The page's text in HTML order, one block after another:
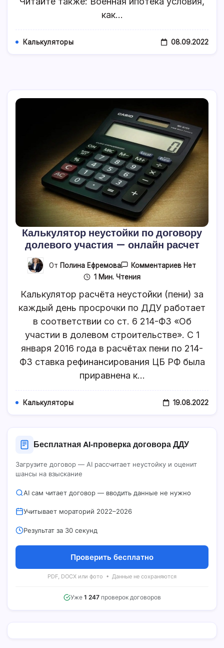
как…
Калькуляторы 08.09.2022
Калькулятор неустойки по договору
долевого участия — онлайн расчет
От Полина Ефремова КомментариевК
Неустойки
По
Договору
Долевого
Участия
Онлайн
Расчет
Нет
1 Мин. Чтения
Калькулятор расчёта неустойки (пени) за
каждый день просрочки по ДДУ работает
в соответствии со ст. 6 214-ФЗ «Об
участии в долевом строительстве». С 1
января 2016 года в расчётах пени по 214-
ФЗ ставка рефинансирования ЦБ РФ была
приравнена к…
Калькуляторы 19.08.2022
Бесплатная AI‑проверка договора ДДУ
Загрузите договор — AI рассчитает неустойку и оценит
шансы на взыскание
AI сам читает договор — вводить данные не нужно
Учитывает мораторий 2022–2026
Результат за 30 секунд
Проверить бесплатно
PDF, DOCX или фото • Данные не сохраняются
Уже 1 247проверок договоров